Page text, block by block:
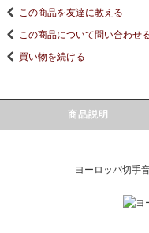
この商品を友達に教える
この商品について問い合わせ
買い物を続ける
商品説明
ヨーロッパ切